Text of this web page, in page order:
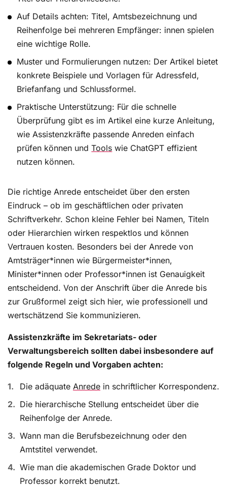
Auf Details achten: Titel, Amtsbezeichnung und
Reihenfolge bei mehreren Empfänger: innen spielen
eine wichtige Rolle.
Muster und Formulierungen nutzen: Der Artikel bietet
konkrete Beispiele und Vorlagen für Adressfeld,
Briefanfang und Schlussformel.
Praktische Unterstützung: Für die schnelle
Überprüfung gibt es im Artikel eine kurze Anleitung,
wie Assistenzkräfte passende Anreden einfach
prüfen können undTools wie ChatGPT effizient
nutzen können.
Die richtige Anrede entscheidet über den ersten
Eindruck – ob im geschäftlichen oder privaten
Schriftverkehr. Schon kleine Fehler bei Namen, Titeln
oder Hierarchien wirken respektlos und können
Vertrauen kosten. Besonders bei der Anrede von
Amtsträger*innen wie Bürgermeister*innen,
Minister*innen oder Professor*innen ist Genauigkeit
entscheidend. Von der Anschrift über die Anrede bis
zur Grußformel zeigt sich hier, wie professionell und
wertschätzend Sie kommunizieren.
Assistenzkräfte im Sekretariats- oder
Verwaltungsbereich sollten dabei insbesondere auf
folgende Regeln und Vorgaben achten:
Die adäquate Anrede in schriftlicher Korrespondenz.
Die hierarchische Stellung entscheidet über die
Reihenfolge der Anrede.
Wann man die Berufsbezeichnung oder den
Amtstitel verwendet.
Wie man die akademischen Grade Doktor und
Professor korrekt benutzt.